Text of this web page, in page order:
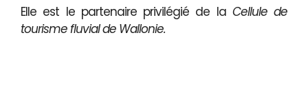
Elle est le partenaire privilégié de la Cellule de
tourisme fluvial de Wallonie.